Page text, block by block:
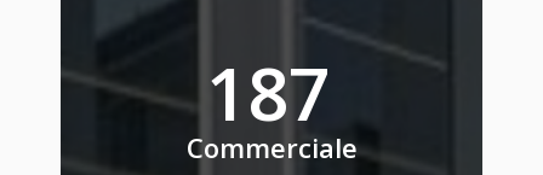
235
Commerciale